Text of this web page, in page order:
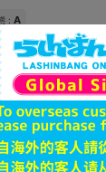
: A
イン
円 税込